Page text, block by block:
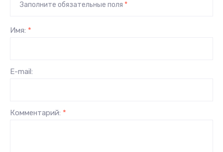
Заполните обязательные поля *
Имя: *
E-mail:
Комментарий: *